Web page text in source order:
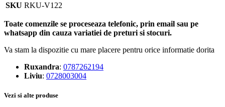
SKU RKU-V122
Toate comenzile se proceseaza telefonic, prin email sau pe
whatsapp din cauza variatiei de preturi si stocuri.
Va stam la dispozitie cu mare placere pentru orice informatie dorita
Ruxandra: 0787262194
Liviu: 0728003004
Vezi si alte produse